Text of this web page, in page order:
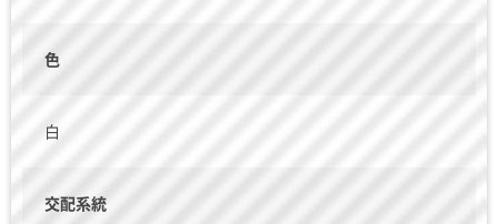
色
白
交配系統